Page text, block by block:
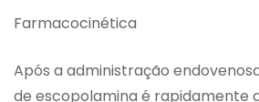
Farmacocinética
Após a administração
de escopolamina é rapidamente